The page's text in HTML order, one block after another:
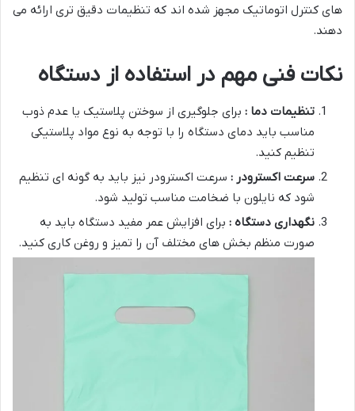
های کنترل اتوماتیک مجهز شده اند که تنظیمات دقیق تری ارائه می
دهند.
نکات فنی مهم در استفاده از دستگاه
تنظیمات دما : برای جلوگیری از سوختن پلاستیک یا عدم ذوب
مناسب باید دمای دستگاه را با توجه به نوع مواد پلاستیکی
تنظیم کنید.
سرعت اکسترودر : سرعت اکسترودر نیز باید به گونه ای تنظیم
شود که نایلون با ضخامت مناسب تولید شود.
نگهداری دستگاه : برای افزایش عمر مفید دستگاه باید به
صورت منظم بخش های مختلف آن را تمیز و روغن کاری کنید.